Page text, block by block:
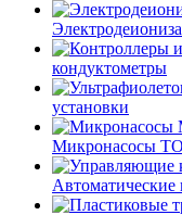
кондуктометры
установки
Микронасосы
Автоматические